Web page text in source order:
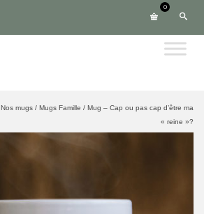
0
Nos mugs / Mugs Famille / Mug – Cap ou pas cap d’être ma
« reine »?